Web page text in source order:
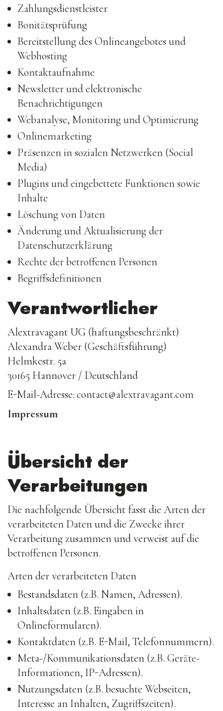
Zahlungsdienstleister
Bonitätsprüfung
Bereitstellung des Onlineangebotes und
Webhosting
Kontaktaufnahme
Newsletter und elektronische
Benachrichtigungen
Webanalyse, Monitoring und Optimierung
Onlinemarketing
Präsenzen in sozialen Netzwerken (Social
Media)
Plugins und eingebettete Funktionen sowie
Inhalte
Löschung von Daten
Änderung und Aktualisierung der
Datenschutzerklärung
Rechte der betroffenen Personen
Begriffsdefinitionen
Verantwortlicher
Alextravagant UG (haftungsbeschränkt)
Alexandra Weber (Geschäftsführung)
Helmkestr. 5a
30165 Hannover / Deutschland
E-Mail-Adresse:contact@alextravagant.com
Impressum
Übersicht der
Verarbeitungen
Die nachfolgende Übersicht fasst die Arten der
verarbeiteten Daten und die Zwecke ihrer
Verarbeitung zusammen und verweist auf die
betroffenen Personen.
Arten der verarbeiteten Daten
Bestandsdaten (z.B. Namen, Adressen).
Inhaltsdaten (z.B. Eingaben in
Onlineformularen).
Kontaktdaten (z.B. E-Mail, Telefonnummern).
Meta-/Kommunikationsdaten (z.B. Geräte-
Informationen, IP-Adressen).
Nutzungsdaten (z.B. besuchte Webseiten,
Interesse an Inhalten, Zugriffszeiten).